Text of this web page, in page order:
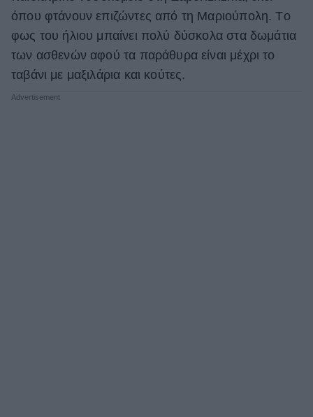
όπου φτάνουν επιζώντες από τη Μαριούπολη. Tο
φως του ήλιου μπαίνει πολύ δύσκολα στα δωμάτια
των ασθενών αφού τα παράθυρα είναι μέχρι το
ταβάνι με μαξιλάρια και κούτες.